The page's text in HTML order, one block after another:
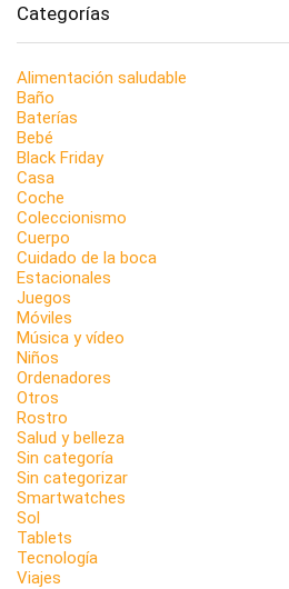
Categorías
Alimentación saludable
Baño
Baterías
Bebé
Black Friday
Casa
Coche
Coleccionismo
Cuerpo
Cuidado de la boca
Estacionales
Juegos
Móviles
Música y vídeo
Niños
Ordenadores
Otros
Rostro
Salud y belleza
Sin categoría
Sin categorizar
Smartwatches
Sol
Tablets
Tecnología
Viajes